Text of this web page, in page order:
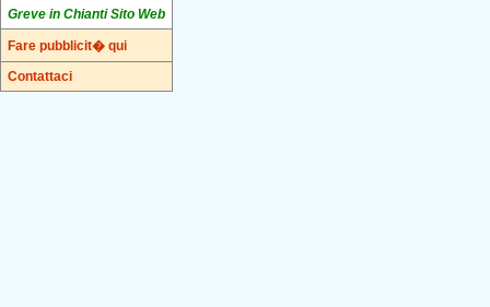
Greve in Chianti Sito Web
Fare pubblicit� qui
Contattaci